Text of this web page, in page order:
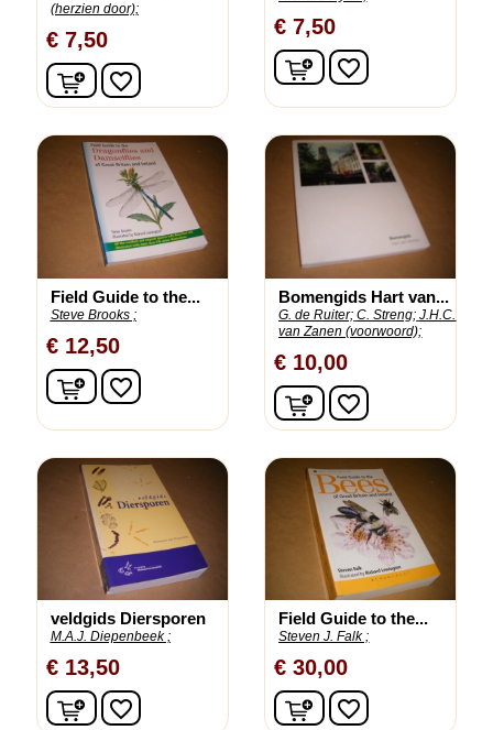
(herzien door);
€ 7,50
In winkelwagen
favorite_border
€ 7,50
In winkelwagen
favorite_border
Field Guide to the...
Steve Brooks ;
€ 12,50
In winkelwagen
favorite_border
Bomengids Hart van...
G. de Ruiter; C. Streng; J.H.C.
van Zanen (voorwoord);
€ 10,00
In winkelwagen
favorite_border
veldgids Diersporen
M.A.J. Diepenbeek ;
€ 13,50
In winkelwagen
favorite_border
Field Guide to the...
Steven J. Falk ;
€ 30,00
In winkelwagen
favorite_border